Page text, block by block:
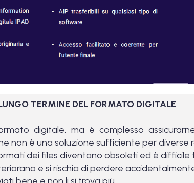
TERMINE DEL FORMATO DIGITALE
digitale, ma è complesso
non è una soluzione sufficiente per diverse
dei files diventano obsoleti ed è difficile
e si rischia di perdere
bene e non li si trova più.